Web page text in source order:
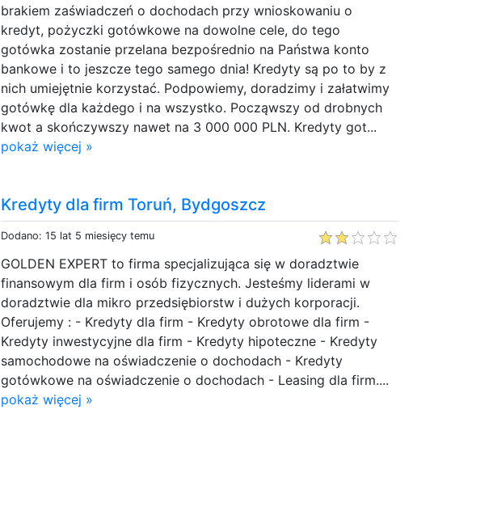
brakiem zaświadczeń o dochodach przy wnioskowaniu o
kredyt, pożyczki gotówkowe na dowolne cele, do tego
gotówka zostanie przelana bezpośrednio na Państwa konto
bankowe i to jeszcze tego samego dnia! Kredyty są po to by z
nich umiejętnie korzystać. Podpowiemy, doradzimy i załatwimy
gotówkę dla każdego i na wszystko. Począwszy od drobnych
kwot a skończywszy nawet na 3 000 000 PLN. Kredyty got...
pokaż więcej »
Kredyty dla firm Toruń, Bydgoszcz
Dodano: 15 lat 5 miesięcy temu
GOLDEN EXPERT to firma specjalizująca się w doradztwie
finansowym dla firm i osób fizycznych. Jesteśmy liderami w
doradztwie dla mikro przedsiębiorstw i dużych korporacji.
Oferujemy : - Kredyty dla firm - Kredyty obrotowe dla firm -
Kredyty inwestycyjne dla firm - Kredyty hipoteczne - Kredyty
samochodowe na oświadczenie o dochodach - Kredyty
gotówkowe na oświadczenie o dochodach - Leasing dla firm....
pokaż więcej »